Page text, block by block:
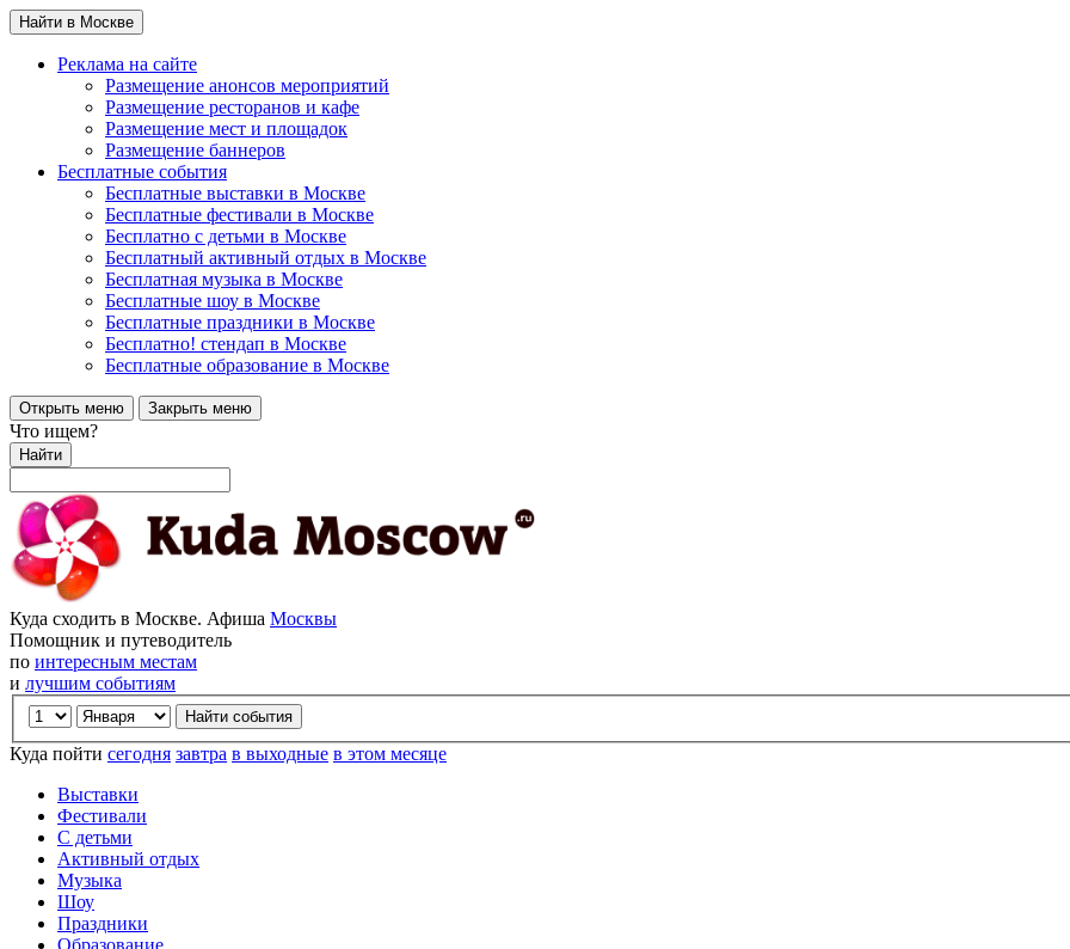
Найти в Москве
Реклама на сайте
Размещение анонсов мероприятий
Размещение ресторанов и кафе
Размещение мест и площадок
Размещение баннеров
Бесплатные события
Бесплатные выставки в Москве
Бесплатные фестивали в Москве
Бесплатно с детьми в Москве
Бесплатный активный отдых в Москве
Бесплатная музыка в Москве
Бесплатные шоу в Москве
Бесплатные праздники в Москве
Бесплатно! стендап в Москве
Бесплатные образование в Москве
Открыть меню Закрыть меню
Что ищем?
Найти
Куда сходить в Москве. Афиша Москвы
Помощник и путеводитель
по интересным местам
и лучшим событиям
Куда пойти сегодня завтра в выходные в этом месяце
Выставки
Фестивали
С детьми
Активный отдых
Музыка
Шоу
Праздники
Образование